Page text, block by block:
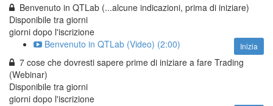
Benvenuto in QTLab (...alcune indicazioni, prima di iniziare)
Disponibile tra giorni
giorni dopo l'iscrizione
Inizia
Benvenuto in QTLab (Video) (2:00)
7 cose che dovresti sapere prime di iniziare a fare Trading
(Webinar)
Disponibile tra giorni
giorni dopo l'iscrizione